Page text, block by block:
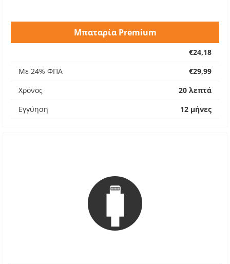
Μπαταρία Premium
€24,18
Με 24% ΦΠΑ
€29,99
Χρόνος
20 λεπτά
Εγγύηση
12 μήνες